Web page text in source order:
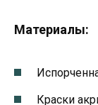
Материалы:
Краски